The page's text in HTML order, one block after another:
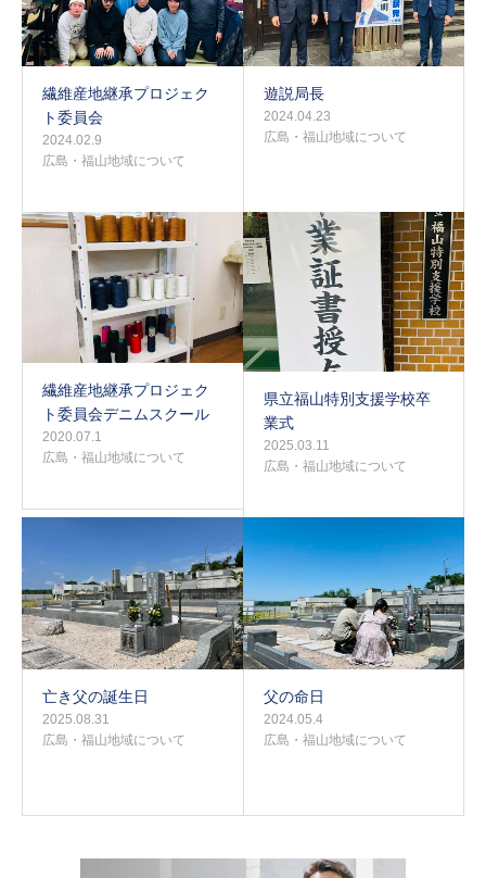
繊維産地継承プロジェク
ト委員会
2024.02.9
広島・福山地域について
遊説局長
2024.04.23
広島・福山地域について
繊維産地継承プロジェク
ト委員会デニムスクール
2020.07.1
広島・福山地域について
県立福山特別支援学校卒
業式
2025.03.11
広島・福山地域について
亡き父の誕生日
2025.08.31
広島・福山地域について
父の命日
2024.05.4
広島・福山地域について